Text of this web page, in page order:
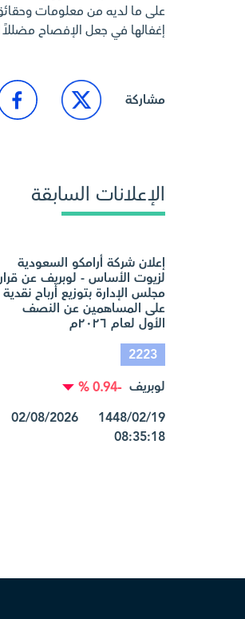
على ما لديه من معلومات
إغفالها في جعل الإفصاح مضللاً
مشاركة
الإعلانات السابقة
إعلان شركة أرامكو السعودية
لزيوت الأساس - لوبريف عن قرار
مجلس الإدارة بتوزيع أرباح نقدية
على المساهمين عن النصف
الأول لعام ٢٠٢٦م
2223
لوبريف -0.94 %
1448/02/19 02/08/2026
08:35:18